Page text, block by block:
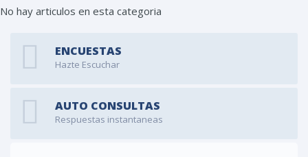
No hay articulos en esta categoria
ENCUESTAS
Hazte Escuchar
AUTO CONSULTAS
Respuestas instantaneas